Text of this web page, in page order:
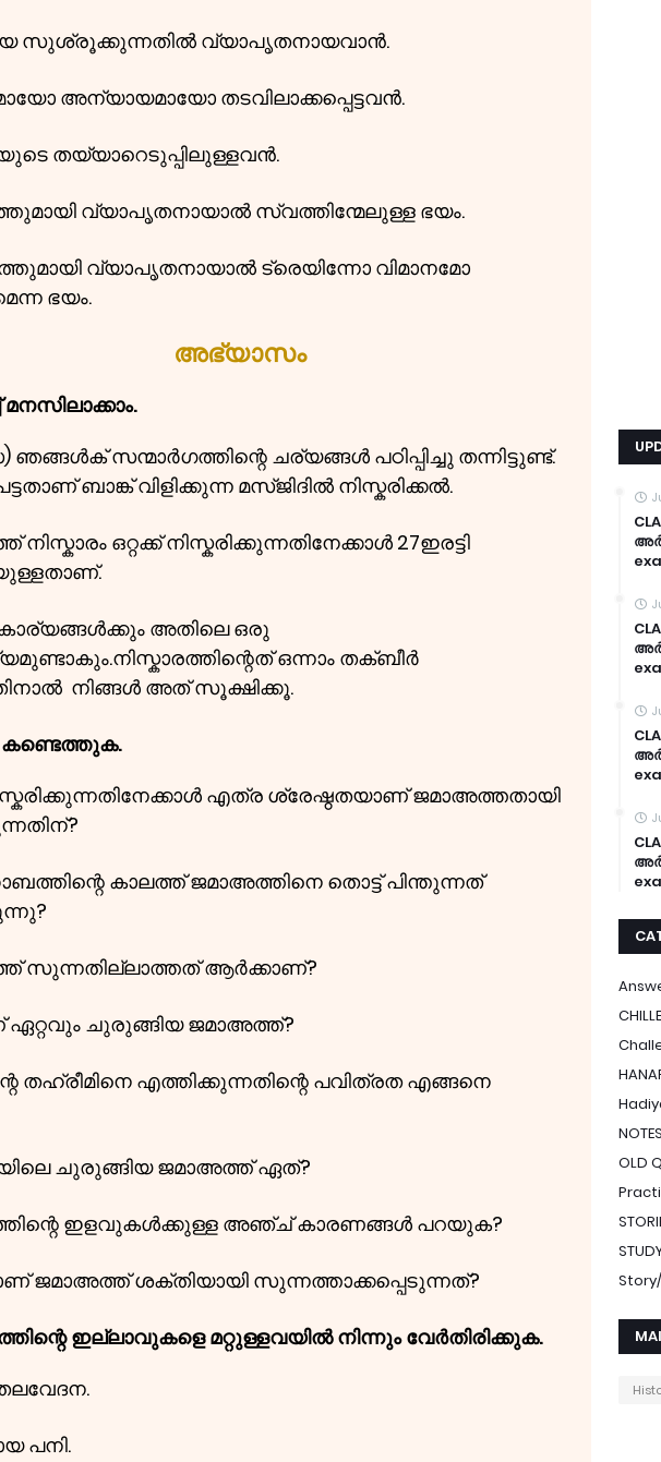
സുശ്രൂക്കുന്നതിൽ വ്യാപൃതനായവാൻ.
അന്യായമായോ തടവിലാക്കപ്പെട്ടവൻ.
തയ്യാറെടുപ്പിലുള്ളവൻ.
വ്യാപൃതനായാൽ സ്വത്തിന്മേലുള്ള ഭയം.
വ്യാപൃതനായാൽ ട്രെയിന്നോ വിമാനമോ
ഭയം.
അഭ്യാസം
മനസിലാക്കാം.
ഞങ്ങൾക് സന്മാർഗത്തിന്റെ ചര്യങ്ങൾ പഠിപ്പിച്ചു തന്നിട്ടുണ്ട്.
ബാങ്ക് വിളിക്കുന്ന മസ്ജിദിൽ നിസ്കരിക്കൽ.
ഒറ്റക്ക് നിസ്കരിക്കുന്നതിനേക്കാൾ 27ഇരട്ടി
അതിലെ ഒരു
ഒന്നാം തക്ബീർ
നിങ്ങൾ അത് സൂക്ഷിക്കൂ.
കണ്ടെത്തുക.
എത്ര ശ്രേഷ്ഠതയാണ് ജമാഅത്തതായി
കാലത്ത് ജമാഅത്തിനെ തൊട്ട് പിന്തുന്നത്
സുന്നതില്ലാത്തത് ആർക്കാണ്?
ചുരുങ്ങിയ ജമാഅത്ത്?
തഹ്രീമിനെ എത്തിക്കുന്നതിന്റെ പവിത്രത എങ്ങനെ
ചുരുങ്ങിയ ജമാഅത്ത് ഏത്?
ഇളവുകൾക്കുള്ള അഞ്ച് കാരണങ്ങൾ പറയുക?
ജമാഅത്ത് ശക്തിയായി സുന്നത്താക്കപ്പെടുന്നത്?
ഇല്ലാവുകളെ മറ്റുള്ളവയിൽ നിന്നും വേർതിരിക്കുക.
പനി.
NOTES
OLD